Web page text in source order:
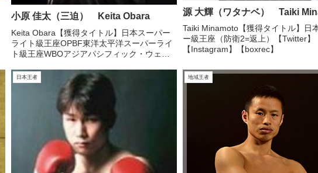
小原 佳太（三迫） Keita Obara
Keita Obara【獲得タイトル】日本スーパー
ライト級王座OPBF東洋太平洋スーパーライ
ト級王座WBOアジアパシフィック・ウェル
【Instagram】View this post on I...
源 大輝（ワタナベ） Taiki
Taiki Minamoto【獲得タイトル】日
ー級王座（防衛2=返上）【Twitter】
【Instagram】【boxrec】
日本王者 地域王者